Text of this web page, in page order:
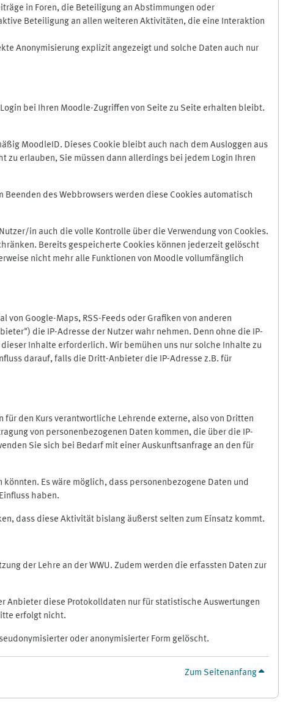
in Foren, die Beteiligung an Abstimmungen oder
Beteiligung an allen weiteren Aktivitäten, die eine Interaktion
Anonymisierung explizit angezeigt und solche Daten auch nur
bei Ihren Moodle-Zugriffen von Seite zu Seite erhalten bleibt.
MoodleID. Dieses Cookie bleibt auch nach dem Ausloggen aus
zu erlauben, Sie müssen dann allerdings bei jedem Login Ihren
des Webbrowsers werden diese Cookies automatisch
in auch die volle Kontrolle über die Verwendung von Cookies.
Bereits gespeicherte Cookies können jederzeit gelöscht
nicht mehr alle Funktionen von Moodle vollumfänglich
Google-Maps, RSS-Feeds oder Grafiken von anderen
die IP-Adresse der Nutzer wahr nehmen. Denn ohne die IP-
Inhalte erforderlich. Wir bemühen uns nur solche Inhalte zu
darauf, falls die Dritt-Anbieter die IP-Adresse z.B. für
den Kurs verantwortliche Lehrende externe, also von Dritten
von personenbezogenen Daten kommen, die über die IP-
Sie sich bei Bedarf mit einer Auskunftsanfrage an den für
Es wäre möglich, dass personenbezogene Daten und
haben.
dass diese Aktivität bislang äußerst selten zum Einsatz kommt.
der Lehre an der WWU. Zudem werden die erfassten Daten zur
Anbieter diese Protokolldaten nur für statistische Auswertungen
erfolgt nicht.
oder anonymisierter Form gelöscht.
Zum Seitenanfang